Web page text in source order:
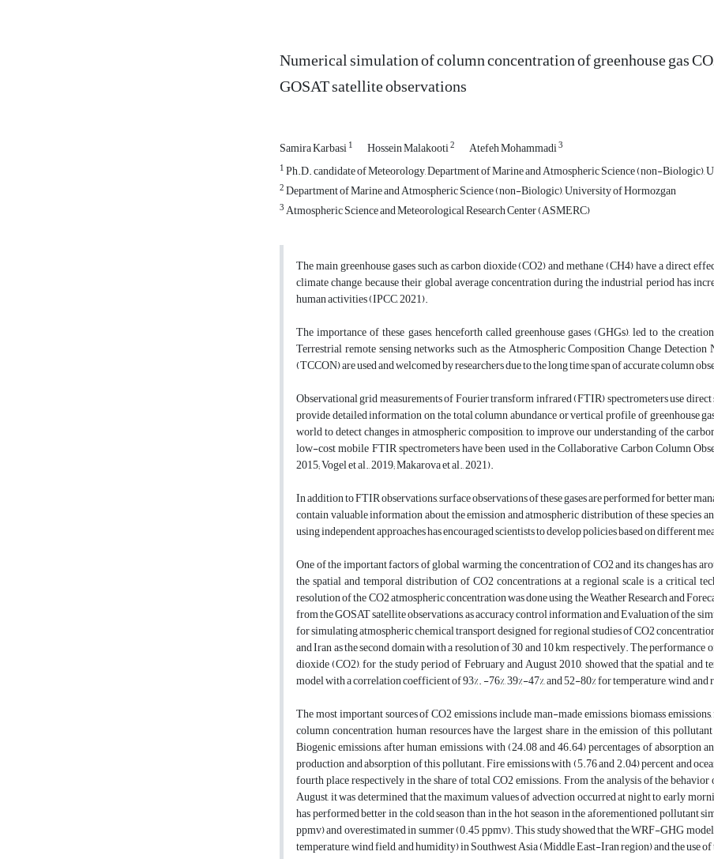
Numerical simulation of column concentration of greenhouse gas
GOSAT satellite observations
Samira Karbasi1 Hossein Malakooti2 Atefeh Mohammadi3
1Ph.D. candidate of Meteorology, Department of Marine and Atmospheric Science (non-Biologic),
2Department of Marine and Atmospheric Science (non-Biologic), University of Hormozgan
3Atmospheric Science and Meteorological Research Center (ASMERC)
The main greenhouse gases such as carbon dioxide (CO2) and methane (CH4) have a direct
climate change, because their global average concentration during the industrial period has
human activities (IPCC, 2021).
The importance of these gases, henceforth called greenhouse gases (GHGs), led to the
Terrestrial remote sensing networks such as the Atmospheric Composition Change
(TCCON) are used and welcomed by researchers due to the long time span of accurate column
Observational grid measurements of Fourier transform infrared (FTIR) spectrometers use
provide detailed information on the total column abundance or vertical profile of greenhouse
world to detect changes in atmospheric composition, to improve our understanding of the
low-cost mobile FTIR spectrometers have been used in the Collaborative Carbon Column
2015; Vogel et al., 2019; Makarova et al., 2021).
In addition to FTIR observations, surface observations of these gases are performed for better
contain valuable information about the emission and atmospheric distribution of these species
using independent approaches has encouraged scientists to develop policies based on different
One of the important factors of global warming, the concentration of CO2 and its changes has
the spatial and temporal distribution of CO2 concentrations at a regional scale is a critical
resolution of the CO2 atmospheric concentration was done using the Weather Research and
from the GOSAT satellite observations, as accuracy control information and Evaluation of the
for simulating atmospheric chemical transport, designed for regional studies of CO2
and Iran as the second domain with a resolution of 30 and 10 km, respectively. The
dioxide (CO2), for the study period of February and August 2010, showed that the spatial
model with a correlation coefficient of 93%. -76%, 39%-47%, and 52-80% for temperature, wind,
The most important sources of CO2 emissions include man-made emissions, biomass
column concentration, human resources have the largest share in the emission of this
Biogenic emissions, after human emissions, with (24.08 and 46.64) percentages of absorption
production and absorption of this pollutant. Fire emissions with (5.76 and 2.04) percent and
fourth place respectively in the share of total CO2 emissions. From the analysis of the
August, it was determined that the maximum values of advection occurred at night to early
has performed better in the cold season than in the hot season in the aforementioned
ppmv) and overestimated in summer (0.45 ppmv). This study showed that the WRF-GHG
temperature, wind field, and humidity) in Southwest Asia (Middle East-Iran region) and the use